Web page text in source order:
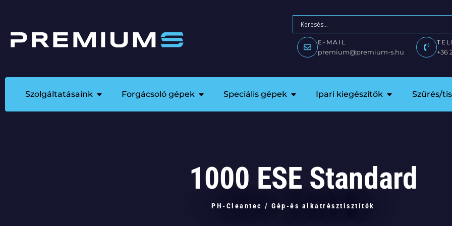
E-MAIL
premium@premium-s.hu +36
Szolgáltatásaink Forgácsoló gépek Speciális gépek Ipari kiegészítők Szűrés/
1000 ESE Standard
PH-Cleantec / Gép-és alkatrésztisztítók